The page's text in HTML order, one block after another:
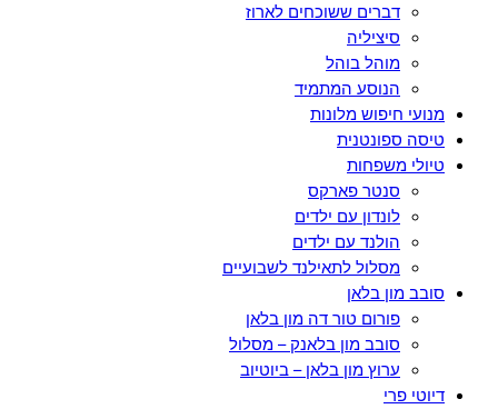
דברים ששוכחים לארוז
סיציליה
מוהל בוהל
הנוסע המתמיד
מנועי חיפוש מלונות
טיסה ספונטנית
טיולי משפחות
סנטר פארקס
לונדון עם ילדים
הולנד עם ילדים
מסלול לתאילנד לשבועיים
סובב מון בלאן
פורום טור דה מון בלאן
סובב מון בלאנק – מסלול
ערוץ מון בלאן – ביוטיוב
דיוטי פרי